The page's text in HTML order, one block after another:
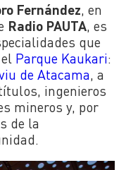
Fernández, en
Radio PAUTA, es
que
Parque Kaukari:
de Atacama, a
ingenieros
mineros y, por
de la